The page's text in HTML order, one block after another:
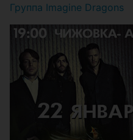
Группа Imagine Dragons